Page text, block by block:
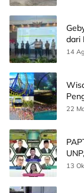
dari
14
22
13